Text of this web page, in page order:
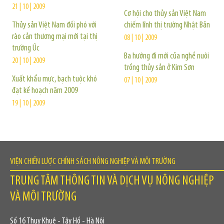
21 | 10 | 2009
Thủy sản Việt Nam đối phó với
rào cản thương mại mới tại thị
trường Úc
20 | 10 | 2009
Xuất khẩu mực, bạch tuộc khó
đạt kế hoạch năm 2009
19 | 10 | 2009
Cơ hội cho thủy sản Việt Nam
chiếm lĩnh thị trường Nhật Bản
08 | 10 | 2009
Ba hướng đi mới của nghề nuôi
trồng thủy sản ở Kim Sơn
07 | 10 | 2009
VIỆN CHIẾN LƯỢC CHÍNH SÁCH NÔNG NGHIỆP VÀ MÔI TRƯỜNG
TRUNG TÂM THÔNG TIN VÀ DỊCH VỤ NÔNG NGHIỆP
VÀ MÔI TRƯỜNG
Số 16 Thụy Khuê - Tây Hồ - Hà Nội